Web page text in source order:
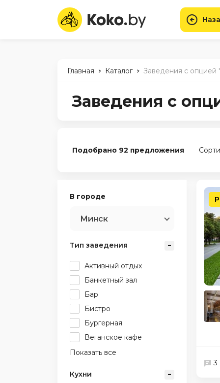
Главная - Каталог - Заведения с опцией
Заведения с
Подобрано 92 предложения
В городе
Минск
Тип заведения
Активный отдых
Банкетный зал
Бар
Бистро
Бургерная
Веганское кафе
Показать все
Кухни
3